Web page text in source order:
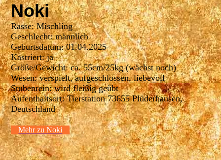
Noki
Rasse: Mischling
Geschlecht: männlich
Geburtsdatum: 01.04.2025
Kastriert: ja
Größe/Gewicht: ca. 55cm/25kg (wächst noch)
Wesen: verspielt, aufgeschlossen, liebevoll
Stubenrein: wird fleißig geübt
Aufenthaltsort: Tierstation 73655 Plüderhausen,
Deutschland
Mehr zu Noki